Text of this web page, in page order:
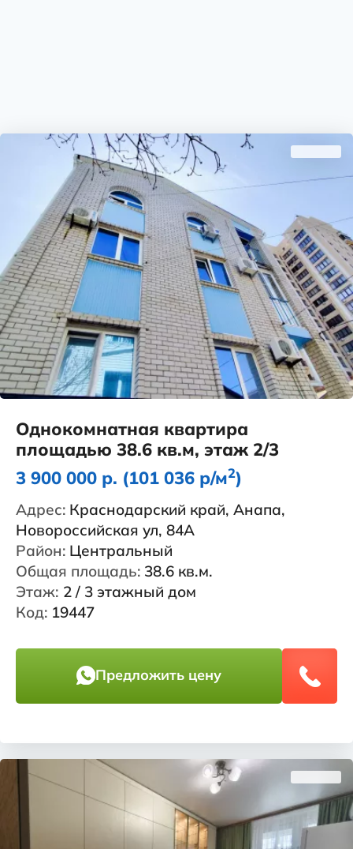
Однокомнатная квартира
площадью 38.6 кв.м, этаж 2/3
3 900 000 р. (101 036 р/м2)
Адрес: Краснодарский край, Анапа,
Новороссийская ул, 84А
Район: Центральный
Общая площадь: 38.6 кв.м.
Этаж: 2 / 3 этажный дом
Код: 19447
Предложить цену